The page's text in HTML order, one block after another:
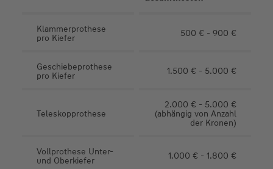
Klammerprothese
pro Kiefer
500 € - 900 €
Geschiebeprothese
pro Kiefer
1.500 € - 5.000 €
Teleskopprothese
2.000 € - 5.000 €
(abhängig von Anzahl
der Kronen)
Vollprothese Unter-
und Oberkiefer
1.000 € - 1.800 €